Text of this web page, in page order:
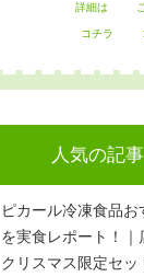
詳細は
コチラ
人気の記事
ピカール冷凍食品
を実食レポート！
クリスマス限定セッ